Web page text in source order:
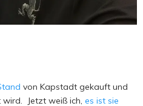
von Kapstadt gekauft und
Jetzt weiß ich, es ist sie